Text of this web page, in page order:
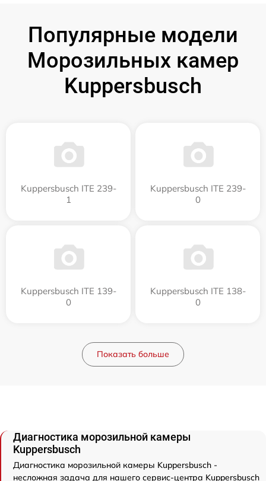
Популярные модели
Морозильных камер
Kuppersbusch
Kuppersbusch ITE 239-
1
Kuppersbusch ITE 239-
0
Kuppersbusch ITE 139-
0
Kuppersbusch ITE 138-
0
Показать больше
Диагностика морозильной камеры
Kuppersbusch
Диагностика морозильной камеры Kuppersbusch -
несложная задача для нашего сервис-центра Kuppersbusch